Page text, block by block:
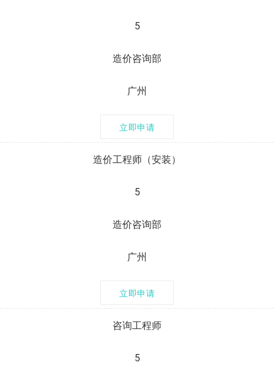
5
造价咨询部
广州
立即申请
造价工程师（安装）
5
造价咨询部
广州
立即申请
咨询工程师
5